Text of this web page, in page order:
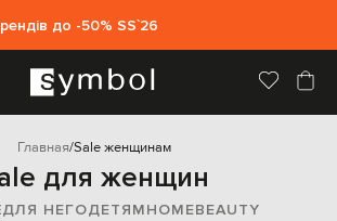
до -50% SS`26
Главная Sale женщинам
для женщин
ДЛЯ НЕГОДЕТЯМHOMEBEAUTY